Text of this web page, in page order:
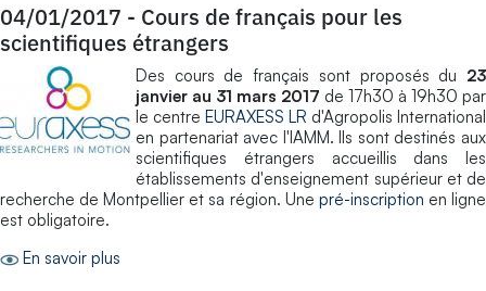
04/01/2017 - Cours de français pour les
scientifiques étrangers
Des cours de français sont proposés du 23
janvier au 31 mars 2017 de 17h30 à 19h30 par
le centre EURAXESS LR d'Agropolis International
en partenariat avec l'IAMM. Ils sont destinés aux
scientifiques étrangers accueillis dans les
établissements d'enseignement supérieur et de
recherche de Montpellier et sa région. Une pré-inscription en ligne
est obligatoire.
En savoir plus